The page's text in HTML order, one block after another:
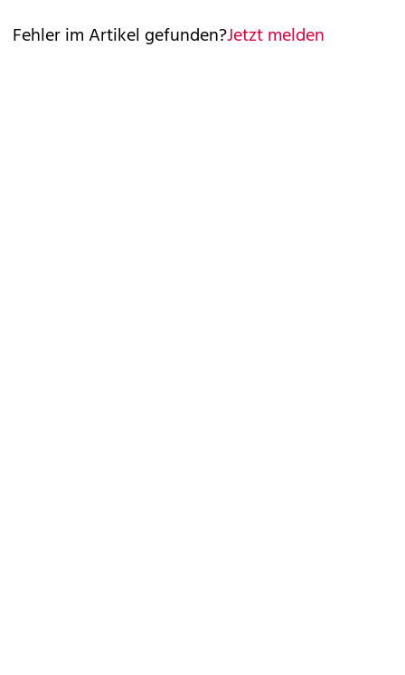
Fehler im Artikel gefunden?Jetzt melden